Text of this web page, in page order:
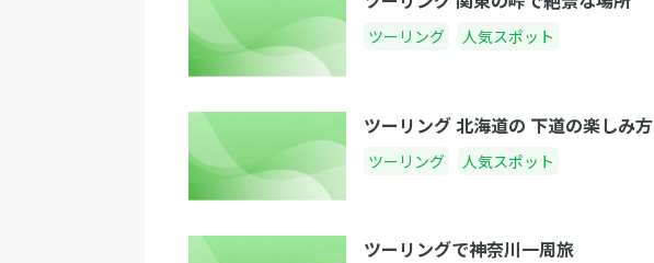
ツーリング 人気スポット
ツーリング 北海道の 下道の楽しみ方
ツーリング 人気スポット
ツーリングで神奈川一周旅